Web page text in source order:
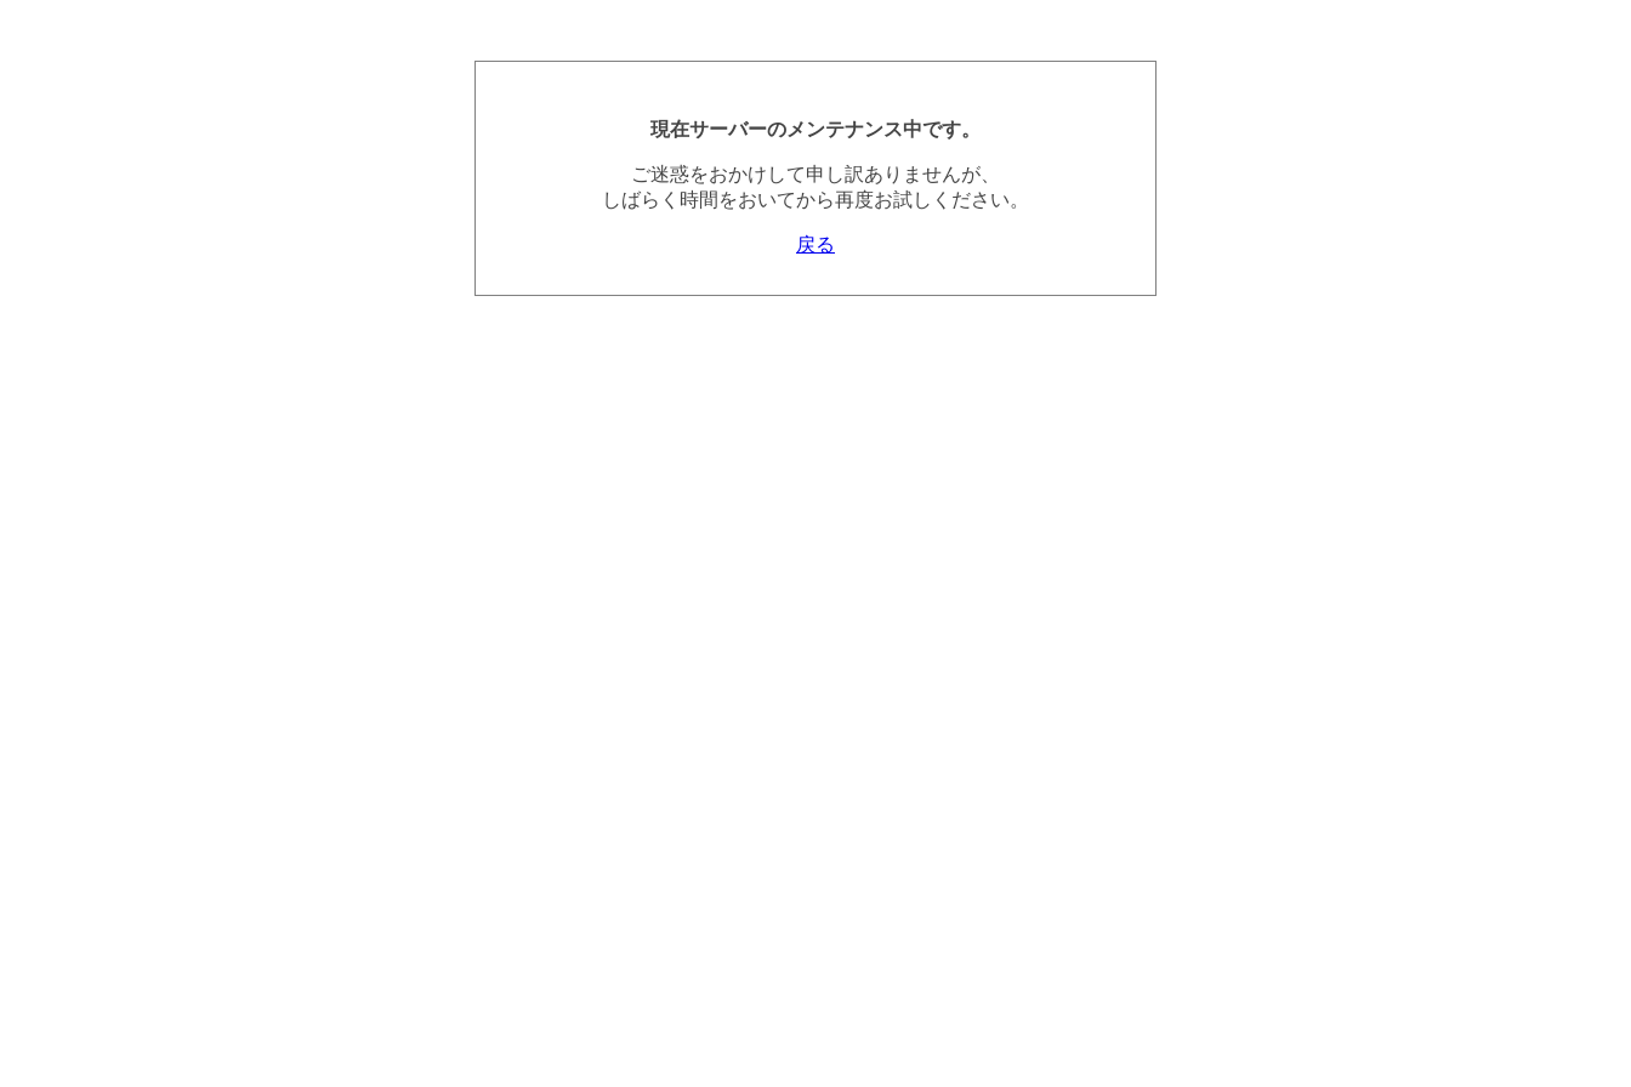
現在サーバーのメンテナンス中です。
ご迷惑をおかけして申し訳ありませんが、
しばらく時間をおいてから再度お試しください。
戻る